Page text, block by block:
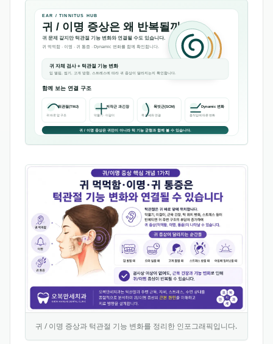
귀 / 이명 증상과 턱관절 기능 변화를 정리한 인포그래픽입니다.